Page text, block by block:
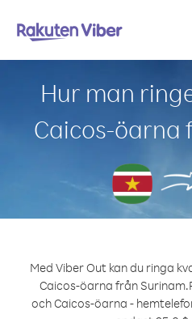
Hur man
Caicos-öarna
Med Viber Out kan du ringa
Caicos-öarna från Surinam.
och Caicos-öarna -